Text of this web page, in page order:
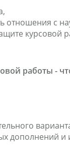
отношения с
курсовой
работы -
дополнений и